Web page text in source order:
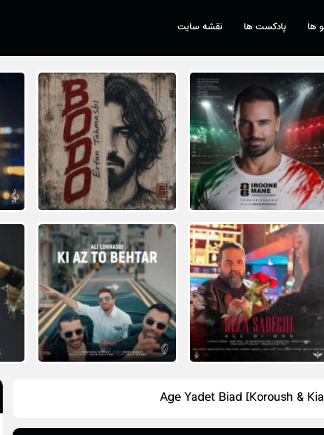
ها پادکست ها نقشه سایت
Age Yadet Biad [Koroush &